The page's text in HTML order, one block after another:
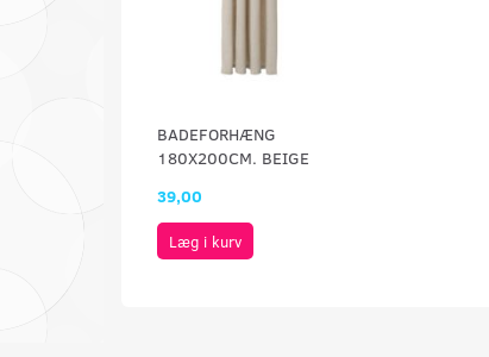
BADEFORHÆNG
180X200CM. BEIGE
39,00
Læg i kurv